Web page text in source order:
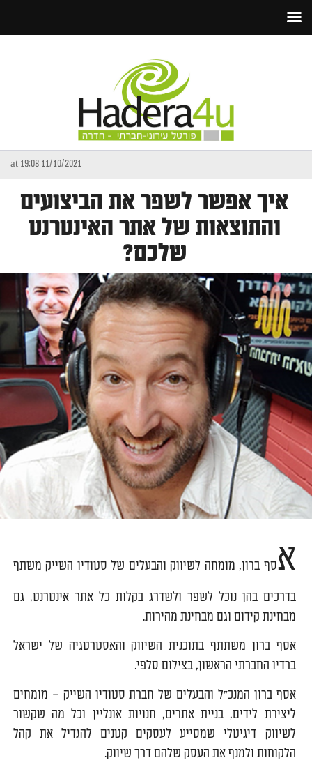
11/10/2021 at 19:08
איך אפשר לשפר את הביצועים
והתוצאות של אתר האינטרנט
שלכם?
אסף ברון, מומחה לשיווק והבעלים של סטודיו השייק משתף
בדרכים בהן נוכל לשפר ולשדרג בקלות כל אתר אינטרנט, גם
מבחינת קידום וגם מבחינת מהירות.
אסף ברון משתתף בתוכנית השיווק והאסטרטגיה של ישראל
ברדיו החברתי הראשון, בצילום סלפי.
אסף ברון המנכ"ל והבעלים של חברת סטודיו השייק – מומחים
ליצירת לידים, בניית אתרים, חנויות אונליין וכל מה שקשור
לשיווק דיגיטלי שמסייע לעסקים קטנים להגדיל את קהל
הלקוחות ולמנף את העסק שלהם דרך שיווק.